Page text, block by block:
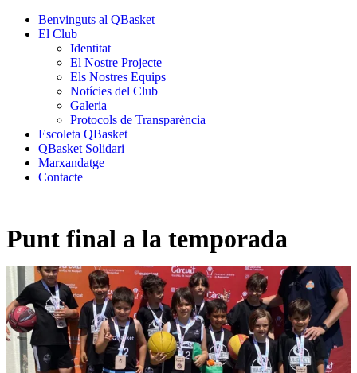
Benvinguts al QBasket
El Club
Identitat
El Nostre Projecte
Els Nostres Equips
Notícies del Club
Galeria
Protocols de Transparència
Escoleta QBasket
QBasket Solidari
Marxandatge
Contacte
Punt final a la temporada